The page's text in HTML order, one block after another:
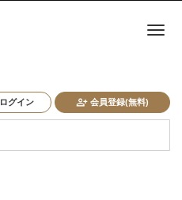
ログイン 会員登録(無料)
ナ